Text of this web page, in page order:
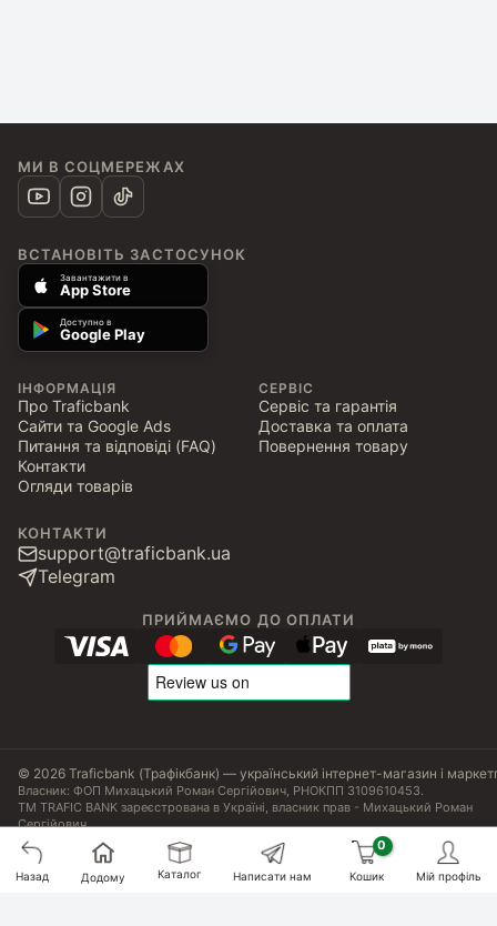
МИ В СОЦМЕРЕЖАХ
ВСТАНОВІТЬ ЗАСТОСУНОК
Завантажити в
App Store
Доступно в
Google Play
ІНФОРМАЦІЯ
Про Traficbank
Сайти та Google Ads
Питання та відповіді (FAQ)
Контакти
Огляди товарів
СЕРВІС
Сервіс та гарантія
Доставка та оплата
Повернення товару
КОНТАКТИ
support@traficbank.ua
Telegram
ПРИЙМАЄМО ДО ОПЛАТИ
© 2026 Traficbank (Трафікбанк) — український інтернет-магазин і
Власник: ФОП Михацький Роман Сергійович, РНОКПП 3109610453.
ТМ TRAFIC BANK зареєстрована в Україні, власник прав - Михацький Роман
Сергійович.
Угода користувача Політика конфіденційності
Публічна оферта
Налаштування CookiesСертифікати, ліцензії та патенти
Назад Додому Каталог Написати нам Кошик Мій профіль